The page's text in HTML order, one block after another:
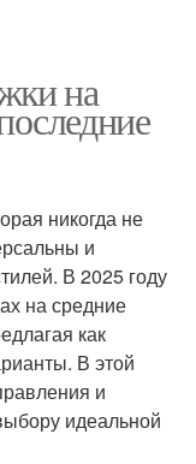
на
никогда не
и
В 2025 году
на средние
как
В этой
и
идеальной